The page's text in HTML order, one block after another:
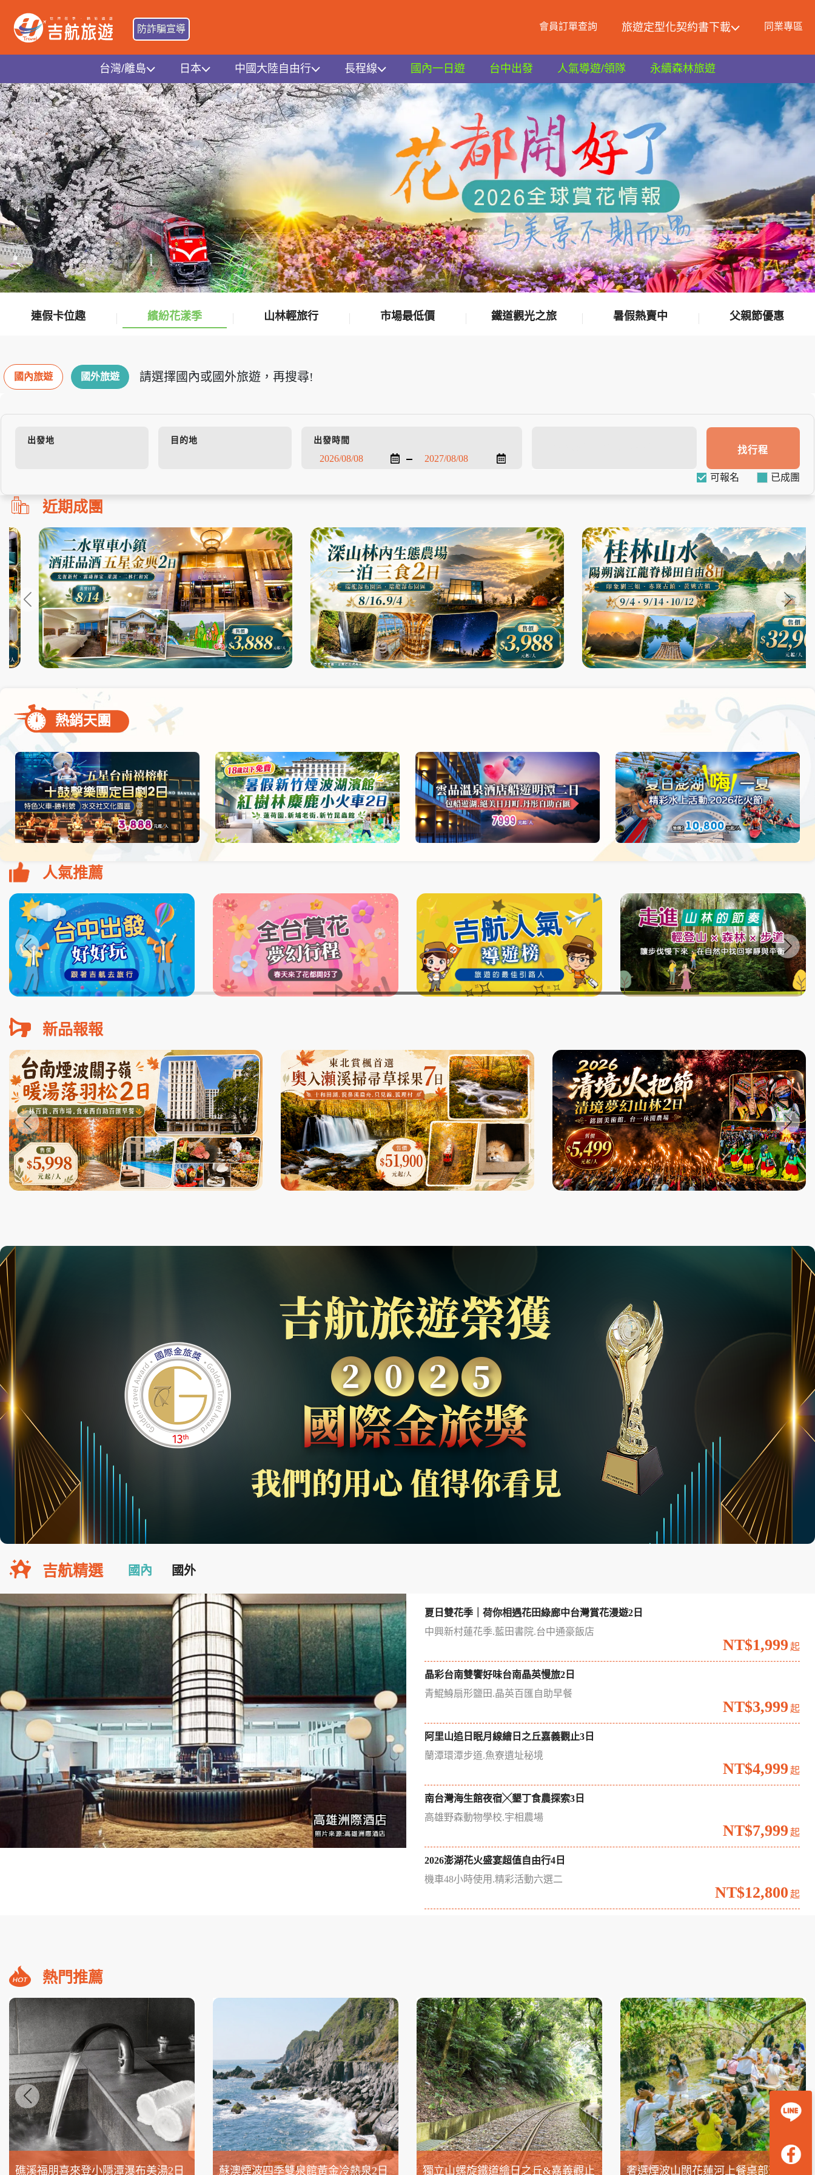
防詐騙宣導 會員訂單查詢 旅遊定型化契約書下載 同業專區
台灣/離島 日本 中國大陸自由行 長程線 國內一日遊 台中出發 人氣導遊/領隊 永續森林旅遊
連假卡位趣 繽紛花漾季 山林輕旅行 市場最低價 鐵道觀光之旅 暑假熱賣中 父親節優惠
國內旅遊 國外旅遊 請選擇國內或國外旅遊，再搜尋!
出發地 目的地 出發時間
可報名
找行程
刪!!
搜
尋
bar
使
用
近期成團
熱銷天團
人氣推薦
新品報報
吉航精選 國內 國外
夏日雙花季｜荷你相遇花田綠廊中台灣賞花漫遊2日
中興新村蓮花季.藍田書院.台中通豪飯店
NT$1,999 起
晶彩台南雙饗好味台南晶英慢旅2日
青鯤鯓扇形鹽田.晶英百匯自助早餐
NT$3,999 起
阿里山追日眠月線繪日之丘嘉義觀止3日
蘭潭環潭步道.魚寮遺址秘境
NT$4,999 起
南台灣海生館夜宿╳墾丁食農探索3日
高雄野森動物學校.宇相農場
NT$7,999 起
2026澎湖花火盛宴超值自由行4日
機車48小時使用.精彩活動六選二
NT$12,800 起
熱門推薦
礁溪福朋喜來登小隱潭瀑布美湯2日 蘇澳煙波四季雙泉館黃金冷熱泉2日 獨立山螺旋鐵道繪日之丘&嘉義觀止 奢選煙波山闊花蓮河上餐桌部落生